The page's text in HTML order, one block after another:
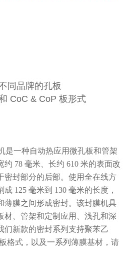
同品牌的孔板
CoC & CoP板形式
是一种自动热应用微孔板和管架
约 78毫米、长约 610米的表面改
密封部分的后部。使用全在线方
成 125毫米到 130毫米的长度，
薄膜之间形成密封。该封膜机具
材、管架和定制应用、浅孔和深
们新款的密封系列支持聚苯乙
格式，以及一系列薄膜基材，请